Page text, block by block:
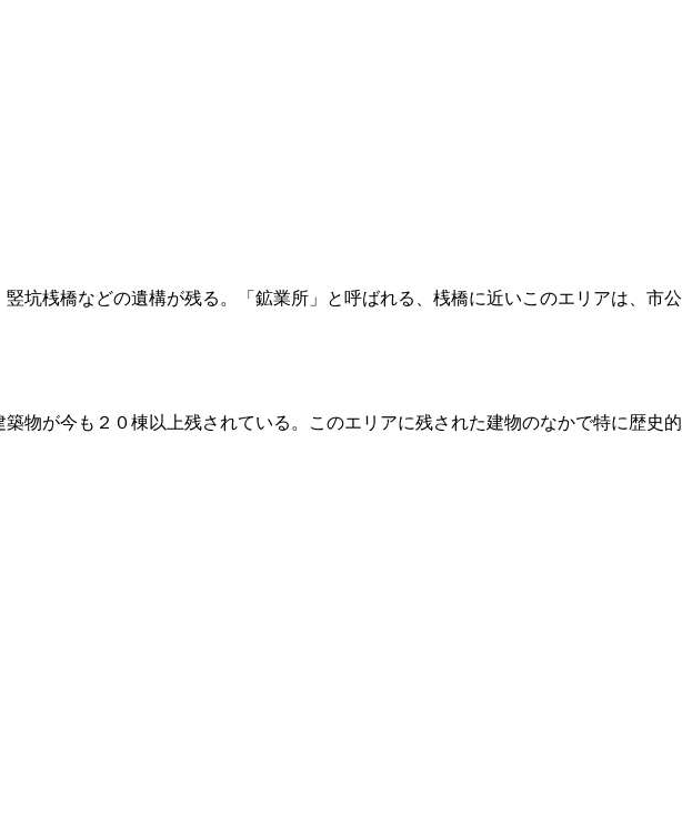
坑桟橋などの遺構が残る。「鉱業所」と呼ばれる、桟橋に近いこのエリアは、市公
物が今も２０棟以上残されている。このエリアに残された建物のなかで特に歴史的